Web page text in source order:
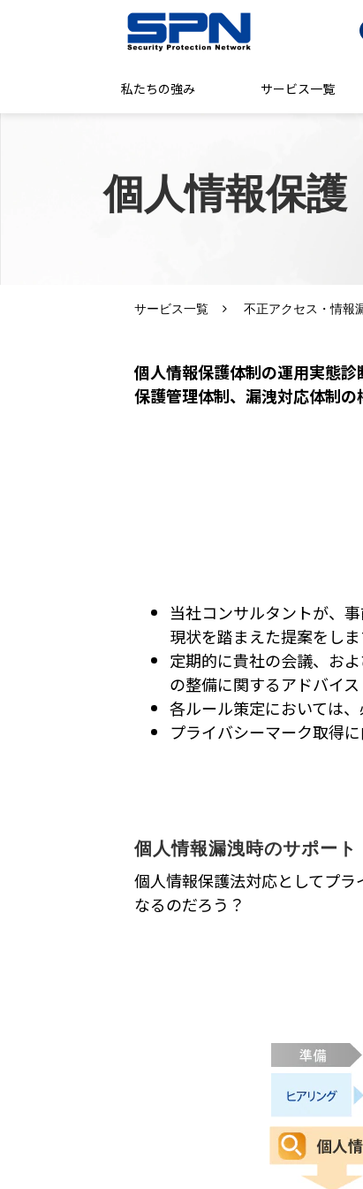
私たちの強み サービス一覧
個人情報保護
サービス一覧 不正アクセス・情報
個人情報保護体制の運用実態
保護管理体制、漏洩対応体制の
当社コンサルタントが、
現状を踏まえた提案をしま
定期的に貴社の会議、お
の整備に関するアドバイス
各ルール策定においては
プライバシーマーク取得
個人情報漏洩時のサポート
個人情報保護法対応としてプ
なるのだろう？